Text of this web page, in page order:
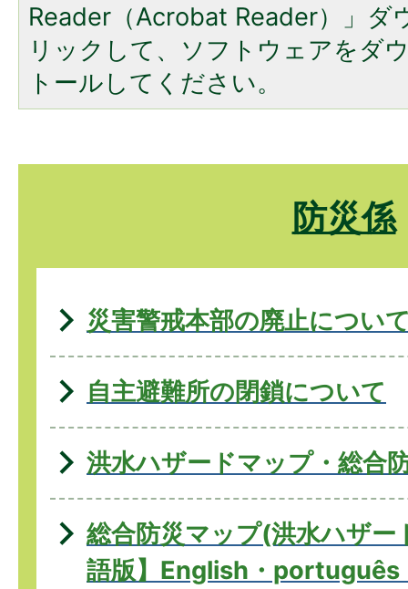
Reader（Acrobat Reader）」ダ
リックして、ソフトウェアをダ
トールしてください。
防災係
災害警戒本部の廃止につい
自主避難所の閉鎖について
洪水ハザードマップ・総合
総合防災マップ(洪水ハザー
語版】English・português